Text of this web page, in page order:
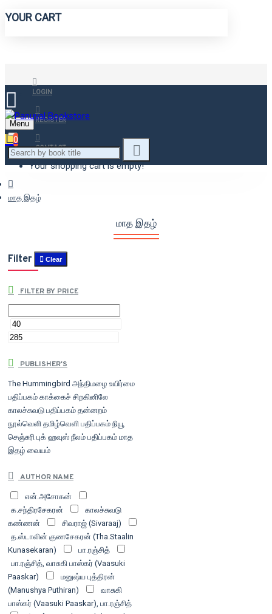
YOUR CART
LOGIN
REGISTER
CONTACT
Menu
0
Your shopping cart is empty!
மாத இதழ்
மாத இதழ்
Filter Clear
FILTER BY PRICE
PUBLISHER'S
The Hummingbird அந்திமழை உயிர்மை
பதிப்பகம் காக்கைச் சிறகினிலே
காலச்சுவடு பதிப்பகம் தன்னறம்
நூல்வெளி தமிழ்வெளி பதிப்பகம் நியூ
செஞ்சுரி புக் ஹவுஸ் நீலம் பதிப்பகம் மாத
இதழ் வையம்
AUTHOR NAME
என்.அசோகன்
க.சந்திரசேகரன்
காலச்சுவடு
கண்ணன்
சிவராஜ் (Sivaraaj)
த.ஸ்டாலின் குணசேகரன் (Tha.Staalin
Kunasekaran)
பா.ரஞ்சித்
பா.ரஞ்சித், வாசுகி பாஸ்கர் (Vaasuki
Paaskar)
மனுஷ்ய புத்திரன்
(Manushya Puthiran)
வாசுகி
பாஸ்கர் (Vaasuki Paaskar), பா.ரஞ்சித்